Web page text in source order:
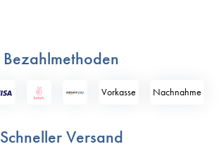
Bezahlmethoden
Vorkasse Nach­nahme
Schneller Versand